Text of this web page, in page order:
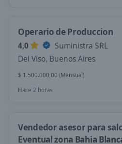
Operario de Produccion
4,0
Suministra SRL
Del Viso, Buenos Aires
$ 1.500.000,00 (Mensual)
Hace 2 horas
Vendedor asesor para
Eventual zona Bahia